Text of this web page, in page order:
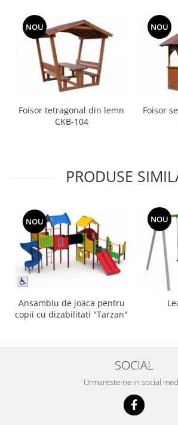
NOU
Foisor tetragonal din lemn
CKB-104
NOU
Foisor
PRODUSE
NOU
Ansamblu de joaca pentru
copii cu dizabilitati "Tarzan"
NOU
SOCIAL
Urmareste-ne in social